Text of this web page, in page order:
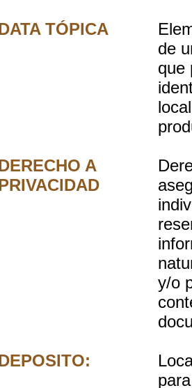
TÓPICA
de
que
A
y/o